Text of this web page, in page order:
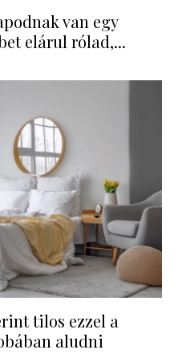
van egy
elárul rólad,...
tilos ezzel a
aludni